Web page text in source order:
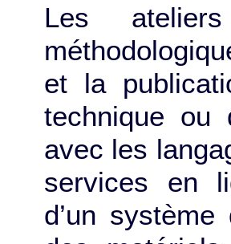
Les
et la
technique ou
avec les
services en
d’un